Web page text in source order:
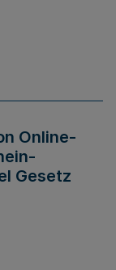
Online-
Gesetz